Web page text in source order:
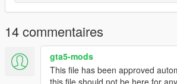
14 commentaires
gta5-mods
This file has been approved